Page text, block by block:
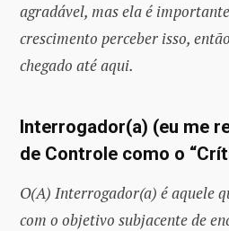
agradável, mas ela é
crescimento perceber isso,
chegado até aqui.
Interrogador(a) (eu me
de Controle como o
O(A) Interrogador(a) é aquele
com o objetivo subjacente de